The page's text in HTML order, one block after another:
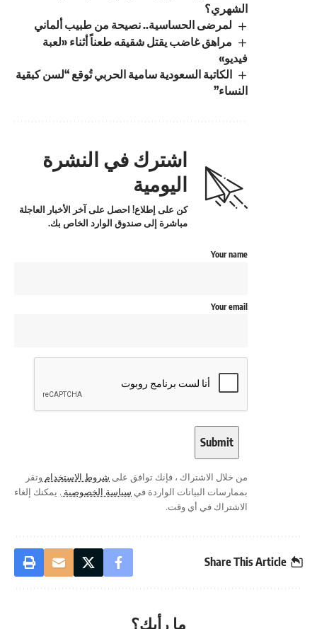
الشهري؟
لمرضى الحساسية.. نصيحة من طبيب ألماني
مراهق غاضب يقتل شقيقه طعناً أثناء «لعبة
فيديو»
الكاتبة السعودية سامية الحربي تُوقع “لسن كبقية
النساء”
اشترك في النشرة
اليومية
كن على إطلاع! احصل على آخر الأخبار العاجلة
مباشرة إلى صندوق الوارد الخاص بك.
Your name
Your email
من خلال الاشتراك ، فإنك توافق على شروط الاستخدام وتقر
بممارسات البيانات الواردة في سياسة الخصوصية . يمكنك إلغاء
الاشتراك في أي وقت.
Share This Article
ما رأيك؟